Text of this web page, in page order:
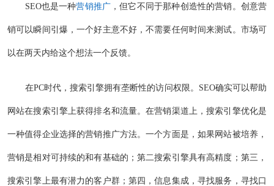
SEO也是一种营销推广 ，但它不同于那种创造性的营销。创意营
销可以瞬间引爆，一个好主意不好，不需要任何时间来测试。市场可
以在两天内给这个想法一个反馈。
在PC时代，搜索引擎拥有垄断性的访问权限。SEO确实可以帮助
网站在搜索引擎上获得排名和流量。在营销渠道上，搜索引擎优化是
一种值得企业选择的营销推广方法。一个方面是，如果网站被培养，
营销是相对可持续的和有基础的；第二搜索引擎具有高精度；第三，
搜索引擎上最有潜力的客户群；第四，信息集成，寻找服务，寻找口